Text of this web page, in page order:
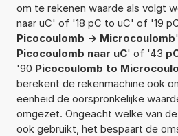
om te rekenen waarde als volgt
naar uC' of '18 pC to uC' of '19
Picocoulomb -> Microcoulomb
Picocoulomb naar uC' of '43
'90 Picocoulomb to
berekent de rekenmachine ook
eenheid de oorspronkelijke
omgezet. Ongeacht welke van
ook gebruikt, het bespaart de